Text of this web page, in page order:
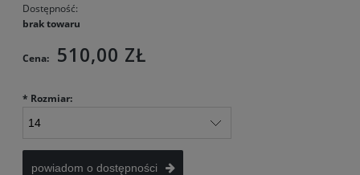
Dostępność:
brak towaru
Cena: 510,00 ZŁ
* Rozmiar:
powiadom o dostępności